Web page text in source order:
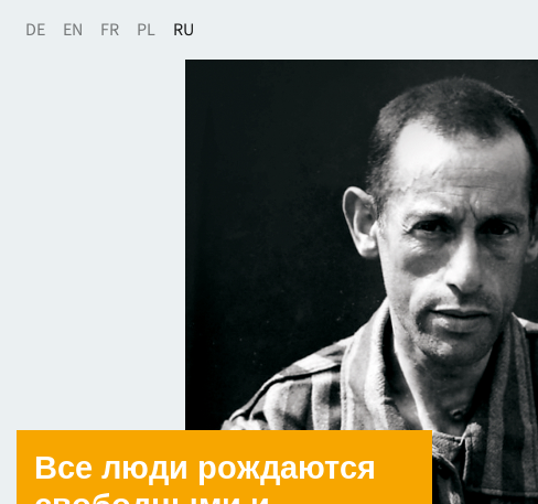
DE EN FR PL RU
Все люди рождаются